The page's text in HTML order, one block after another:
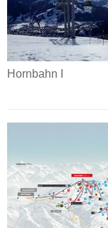
Hornbahn I